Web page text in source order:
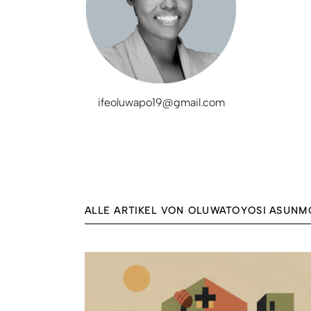
ifeoluwapo19@gmail.com
ALLE ARTIKEL VON OLUWATOYOSI